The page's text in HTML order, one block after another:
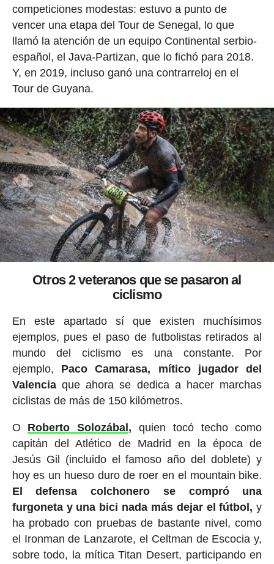
competiciones modestas: estuvo a punto de
vencer una etapa del Tour de Senegal, lo que
llamó la atención de un equipo Continental serbio-
español, el Java-Partizan, que lo fichó para 2018.
Y, en 2019, incluso ganó una contrarreloj en el
Tour de Guyana.
Otros 2 veteranos que se pasaron al
ciclismo
En este apartado sí que existen muchísimos
ejemplos, pues el paso de futbolistas retirados al
mundo del ciclismo es una constante. Por
ejemplo, Paco Camarasa, mítico jugador del
Valenciaque ahora se dedica a hacer marchas
ciclistas de más de 150 kilómetros.
O Roberto Solozábal , quien tocó techo como
capitán del Atlético de Madrid en la época de
Jesús Gil (incluido el famoso año del doblete) y
hoy es un hueso duro de roer en el mountain bike.
El defensa colchonero se compró una
furgoneta y una bici nada más dejar el fútbol, y
ha probado con pruebas de bastante nivel, como
el Ironman de Lanzarote, el Celtman de Escocia y,
sobre todo, la mítica Titan Desert, participando en